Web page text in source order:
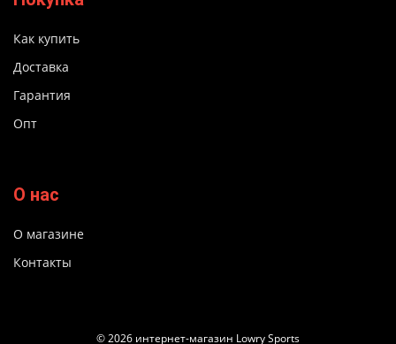
Как купить
Доставка
Гарантия
Опт
О нас
О магазине
Контакты
© 2026 интернет-магазин Lowry Sports